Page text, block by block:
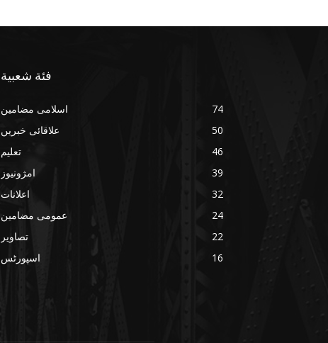
فئة شعبية
اسلامی مضامین
74
علاقائی خبریں
50
تعلیم
46
امژونیوز
39
اعلانات
32
عمومی مضامین
24
تصاویر
22
اسپورٹس
16